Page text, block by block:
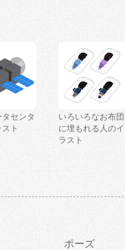
センタ
ト
いろいろなお布団
に埋もれる人のイ
ラスト
ポーズ